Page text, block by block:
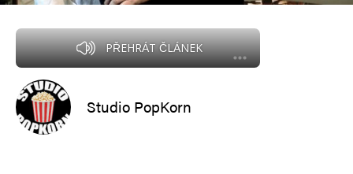
PŘEHRÁT ČLÁNEK
Studio PopKorn